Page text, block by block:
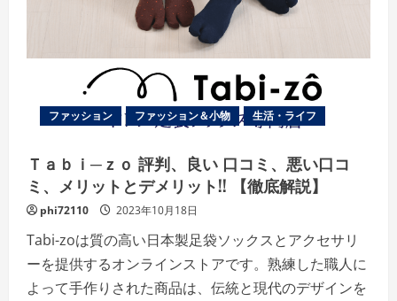
ファッション ファッション＆小物 生活・ライフ
Ｔａｂｉ─ｚｏ 評判、良い 口コミ、悪い口コ
ミ、メリットとデメリット!! 【徹底解説】
phi72110 2023年10月18日
Tabi-zoは質の高い日本製足袋ソックスとアクセサリ
ーを提供するオンラインストアです。熟練した職人に
よって手作りされた商品は、伝統と現代のデザインを